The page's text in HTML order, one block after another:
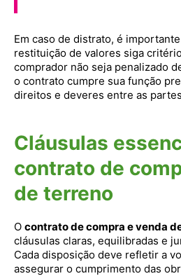
Em caso de distrato, é
restituição de valores siga
comprador não seja penalizado
o contrato cumpre sua função
direitos e deveres entre as
Cláusulas
contrato de
de terreno
O contrato de compra e venda
cláusulas claras, equilibradas e
Cada disposição deve refletir a
assegurar o cumprimento das